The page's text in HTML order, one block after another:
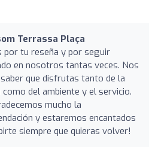
Terrassa Plaça
por tu reseña y por seguir
en nosotros tantas veces. Nos
que disfrutas tanto de la
como del ambiente y el servicio.
mucho la
y estaremos encantados
siempre que quieras volver!